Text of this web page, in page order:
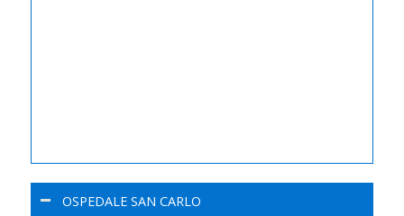
OSPEDALE SAN CARLO